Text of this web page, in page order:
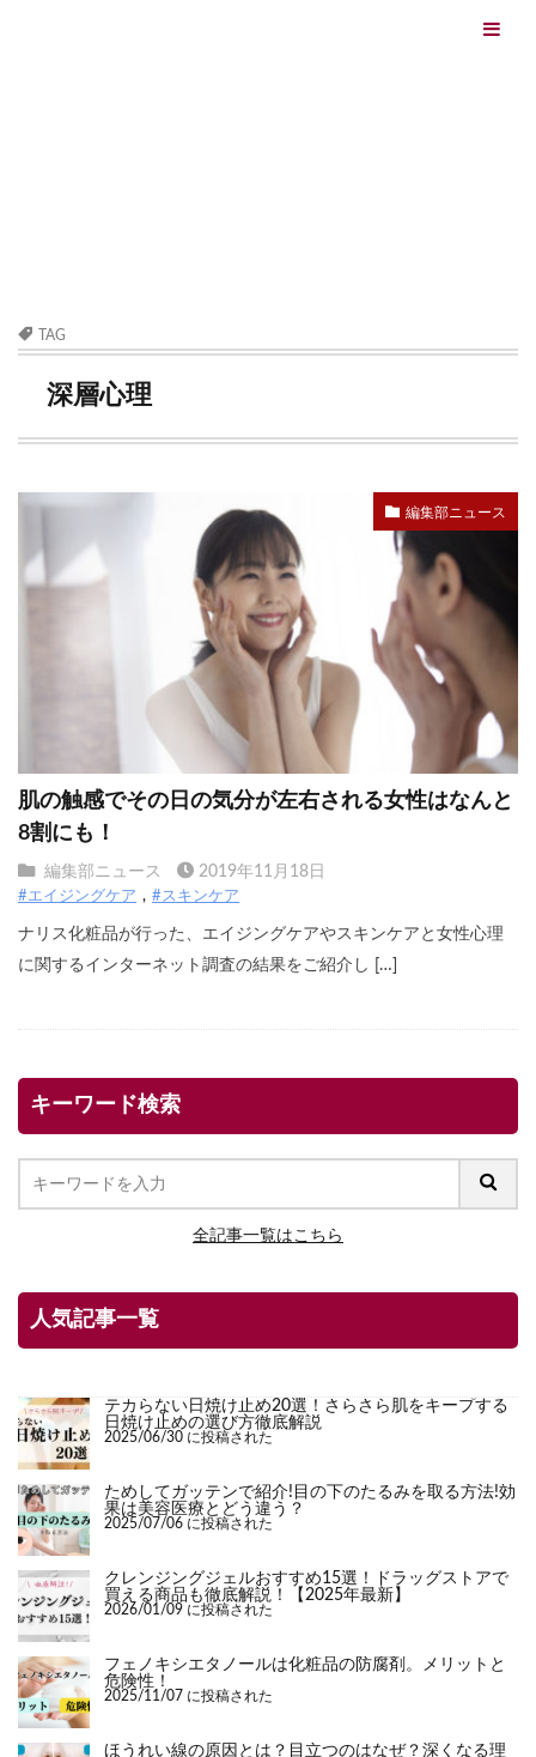
TAG
深層心理
編集部ニュース
肌の触感でその日の気分が左右される女性はなんと
8割にも！
編集部ニュース 2019年11月18日
#エイジングケア #スキンケア
ナリス化粧品が行った、エイジングケアやスキンケアと女性心理
に関するインターネット調査の結果をご紹介し […]
キーワード検索
全記事一覧はこちら
人気記事一覧
テカらない日焼け止め20選！さらさら肌をキープする
日焼け止めの選び方徹底解説
2025/06/30 に投稿された
ためしてガッテンで紹介!目の下のたるみを取る方法!効
果は美容医療とどう違う？
2025/07/06 に投稿された
クレンジングジェルおすすめ15選！ドラッグストアで
買える商品も徹底解説！【2025年最新】
2026/01/09 に投稿された
フェノキシエタノールは化粧品の防腐剤。メリットと
危険性！
2025/11/07 に投稿された
ほうれい線の原因とは？目立つのはなぜ？深くなる理